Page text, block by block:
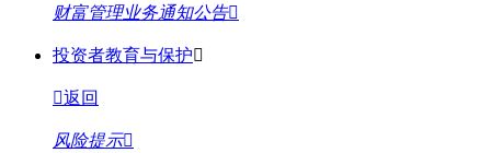
财富管理业务通知公告
投资者教育与保护
返回
风险提示